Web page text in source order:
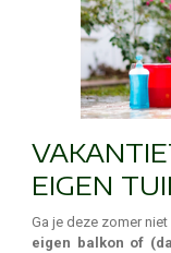
EIGEN
Ga je deze zomer
eigen balkon of